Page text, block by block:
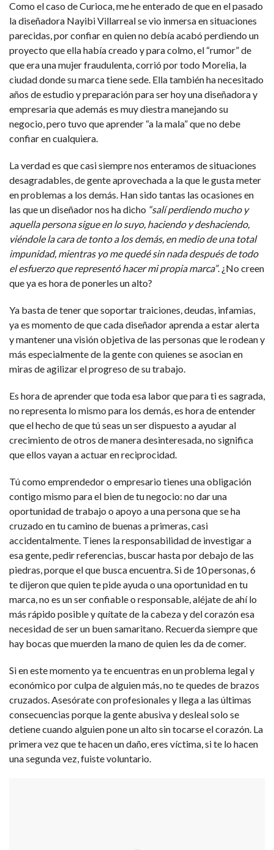
Como el caso de Curioca, me he enterado de que en el pasado
la diseñadora Nayibi Villarreal se vio inmersa en situaciones
parecidas, por confiar en quien no debía acabó perdiendo un
proyecto que ella había creado y para colmo, el “rumor” de
que era una mujer fraudulenta, corrió por todo Morelia, la
ciudad donde su marca tiene sede. Ella también ha necesitado
años de estudio y preparación para ser hoy una diseñadora y
empresaria que además es muy diestra manejando su
negocio, pero tuvo que aprender “a la mala” que no debe
confiar en cualquiera.
La verdad es que casi siempre nos enteramos de situaciones
desagradables, de gente aprovechada a la que le gusta meter
en problemas a los demás. Han sido tantas las ocasiones en
las que un diseñador nos ha dicho “salí perdiendo mucho y
aquella persona sigue en lo suyo, haciendo y deshaciendo,
viéndole la cara de tonto a los demás, en medio de una total
impunidad, mientras yo me quedé sin nada después de todo
el esfuerzo que representó hacer mi propia marca”. ¿No creen
que ya es hora de ponerles un alto?
Ya basta de tener que soportar traiciones, deudas, infamias,
ya es momento de que cada diseñador aprenda a estar alerta
y mantener una visión objetiva de las personas que le rodean y
más especialmente de la gente con quienes se asocian en
miras de agilizar el progreso de su trabajo.
Es hora de aprender que toda esa labor que para ti es sagrada,
no representa lo mismo para los demás, es hora de entender
que el hecho de que tú seas un ser dispuesto a ayudar al
crecimiento de otros de manera desinteresada, no significa
que ellos vayan a actuar en reciprocidad.
Tú como emprendedor o empresario tienes una obligación
contigo mismo para el bien de tu negocio: no dar una
oportunidad de trabajo o apoyo a una persona que se ha
cruzado en tu camino de buenas a primeras, casi
accidentalmente. Tienes la responsabilidad de investigar a
esa gente, pedir referencias, buscar hasta por debajo de las
piedras, porque el que busca encuentra. Si de 10 personas, 6
te dijeron que quien te pide ayuda o una oportunidad en tu
marca, no es un ser confiable o responsable, aléjate de ahí lo
más rápido posible y quítate de la cabeza y del corazón esa
necesidad de ser un buen samaritano. Recuerda siempre que
hay bocas que muerden la mano de quien les da de comer.
Si en este momento ya te encuentras en un problema legal y
económico por culpa de alguien más, no te quedes de brazos
cruzados. Asesórate con profesionales y llega a las últimas
consecuencias porque la gente abusiva y desleal solo se
detiene cuando alguien pone un alto sin tocarse el corazón. La
primera vez que te hacen un daño, eres víctima, si te lo hacen
una segunda vez, fuiste voluntario.